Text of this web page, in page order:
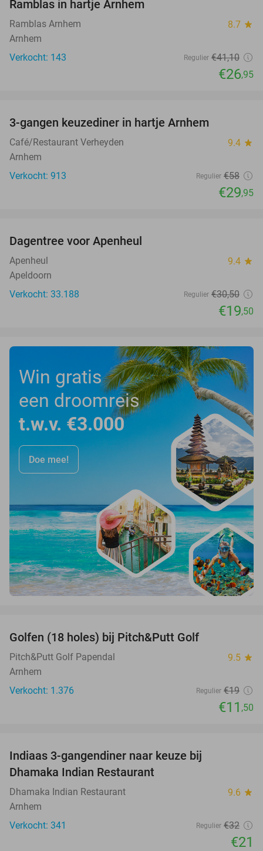
Ramblas in hartje Arnhem
Ramblas Arnhem 8.7 star
Arnhem
Verkocht: 143
Regulier €41,10
€26,95
3-gangen keuzediner in hartje Arnhem
Café/Restaurant Verheyden 9.4 star
Arnhem
Verkocht: 913
Regulier €58
€29,95
Dagentree voor Apenheul
Apenheul 9.4 star
Apeldoorn
Verkocht: 33.188
Regulier €30,50
€19,50
Win gratis
een droomreis
t.w.v. €3.000
Doe mee!
Golfen (18 holes) bij Pitch&Putt Golf
Pitch&Putt Golf Papendal 9.5 star
Arnhem
Verkocht: 1.376
Regulier €19
€11 ,50
Indiaas 3-gangendiner naar keuze bij
Dhamaka Indian Restaurant
Dhamaka Indian Restaurant 9.6 star
Arnhem
Verkocht: 341
Regulier €32
€21